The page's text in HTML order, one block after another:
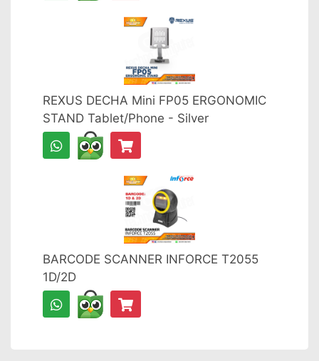
REXUS DECHA Mini FP05 ERGONOMIC
STAND Tablet/Phone - Silver
BARCODE SCANNER INFORCE T2055
1D/2D